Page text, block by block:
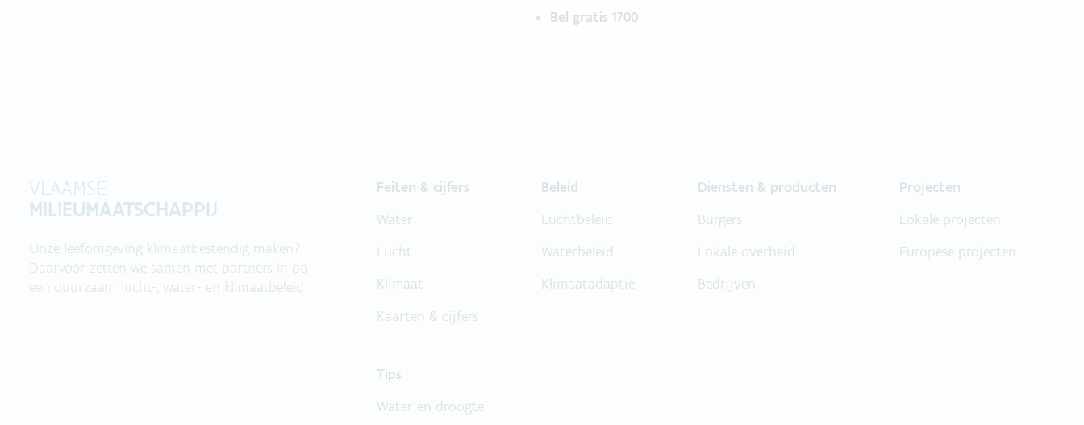
Bel gratis 1700
VLAAMSE
MILIEUMAATSCHAPPIJ
Onze leefomgeving klimaatbestendig maken?
Daarvoor zetten we samen met partners in op
een duurzaam lucht-, water- en klimaatbeleid.
Feiten & cijfers
Water
Lucht
Klimaat
Kaarten & cijfers
Beleid
Luchtbeleid
Waterbeleid
Klimaatadaptie
Diensten & producten
Burgers
Lokale overheid
Bedrijven
Projecten
Lokale projecten
Europese projecten
Tips
Water en droogte